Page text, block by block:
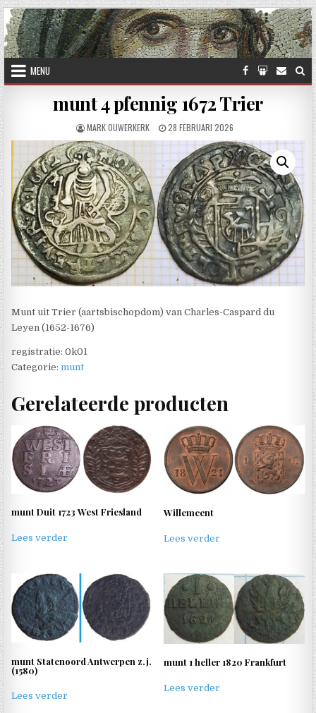
Skip to content
MENU
munt 4 pfennig 1672 Trier
AUTHOR:
MARK OUWERKERK PUBLISHED DATE:
28 FEBRUARI 2026
Munt uit Trier (aartsbischopdom) van Charles-Caspard du
Leyen (1652-1676)
registratie: 0k01
Categorie:munt
Gerelateerde producten
munt Duit 1723 West Friesland
Lees verder
Willemcent
Lees verder
munt Statenoord Antwerpen z.j.
(1580)
Lees verder
munt 1 heller 1820 Frankfurt
Lees verder